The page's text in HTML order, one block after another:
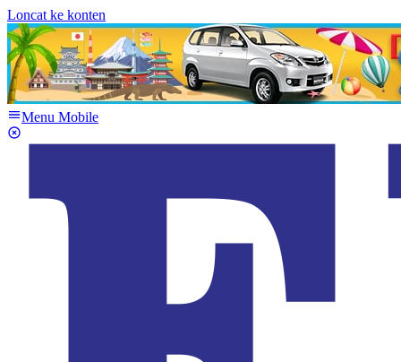
Loncat ke konten
Menu Mobile